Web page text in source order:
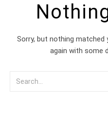
Sorry, but nothing matched
again with some